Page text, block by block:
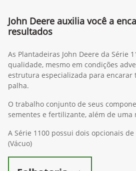
John Deere auxilia você a
resultados
As Plantadeiras John Deere da Série
qualidade, mesmo em condições
estrutura especializada para
palha.
O trabalho conjunto de seus
sementes e fertilizante, além de
A Série 1100 possui dois opcionais
(Vácuo)